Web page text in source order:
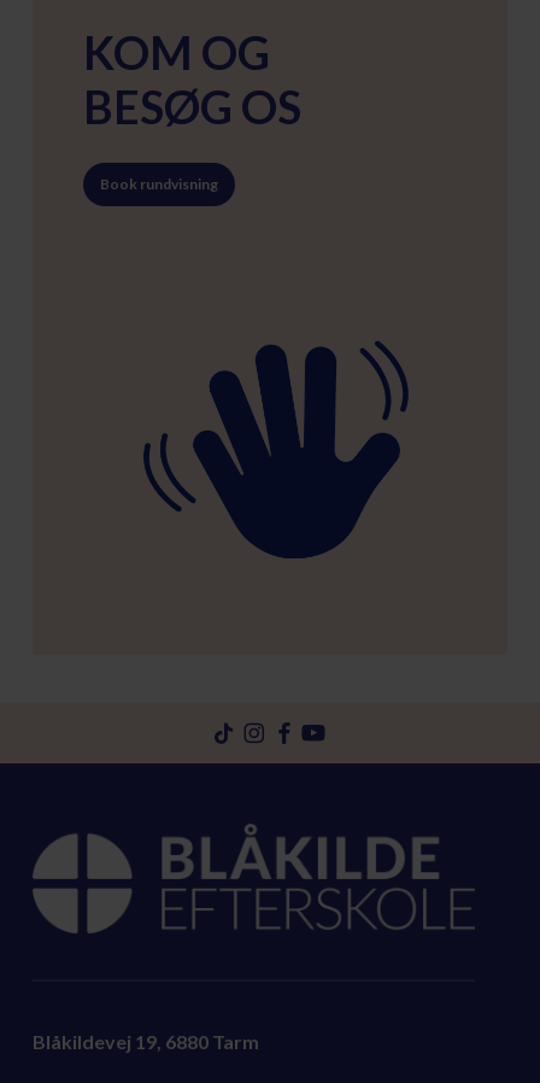
KOM OG
BESØG OS
Book rundvisning
Gå
til
Gå
til
Gå
til
Gå
til
Blåkildevej 19, 6880 Tarm